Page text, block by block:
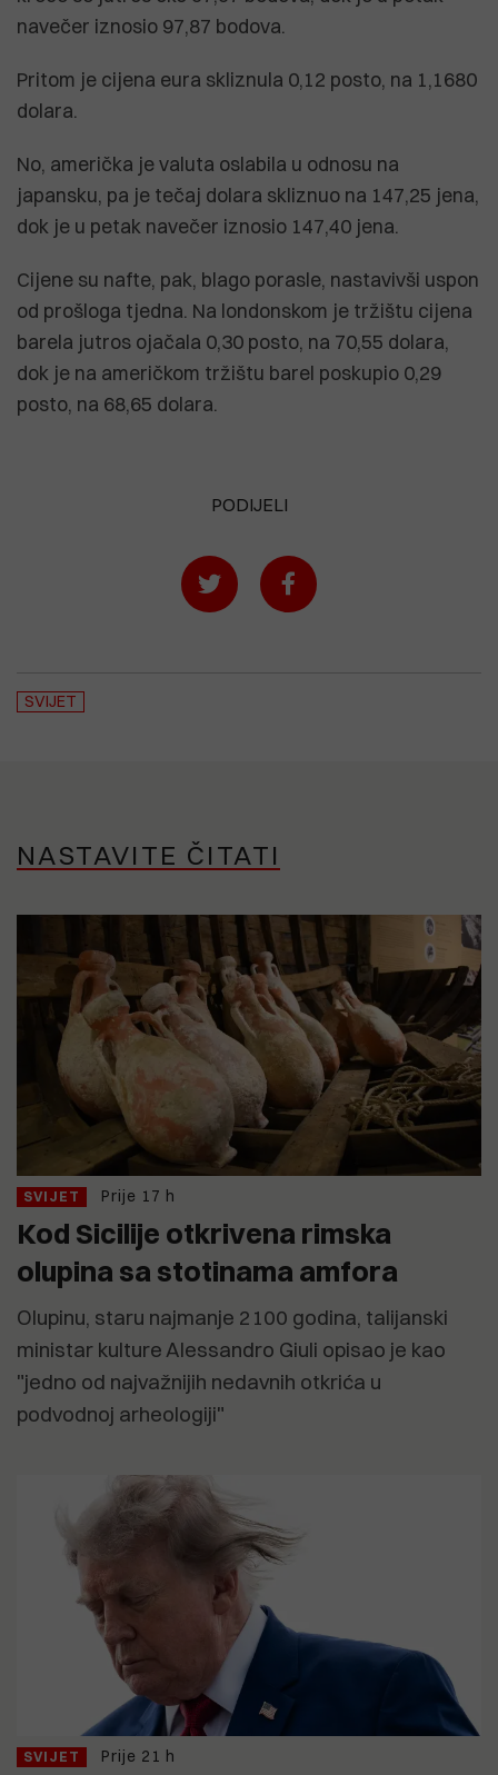
navečer iznosio 97,87 bodova.
Pritom je cijena eura skliznula 0,12 posto, na 1,1680
dolara.
No, američka je valuta oslabila u odnosu na
japansku, pa je tečaj dolara skliznuo na 147,25 jena,
dok je u petak navečer iznosio 147,40 jena.
Cijene su nafte, pak, blago porasle, nastavivši uspon
od prošloga tjedna. Na londonskom je tržištu cijena
barela jutros ojačala 0,30 posto, na 70,55 dolara,
dok je na američkom tržištu barel poskupio 0,29
posto, na 68,65 dolara.
PODIJELI
SVIJET
NASTAVITE ČITATI
SVIJET Prije 17 h
Kod Sicilije otkrivena rimska
olupina sa stotinama amfora
Olupinu, staru najmanje 2100 godina, talijanski
ministar kulture Alessandro Giuli opisao je kao
"jedno od najvažnijih nedavnih otkrića u
podvodnoj arheologiji"
SVIJET Prije 21 h